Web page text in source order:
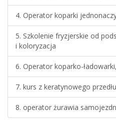
4. Operator koparki
5. Szkolenie fryzjerskie od
i koloryzacja
6. Operator koparko-
7. kurs z keratynowego
8. operator żurawia